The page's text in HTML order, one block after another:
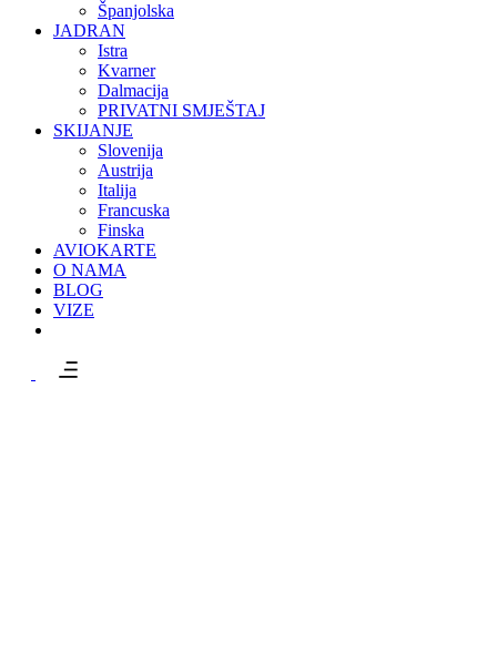
Španjolska
JADRAN
Istra
Kvarner
Dalmacija
PRIVATNI SMJEŠTAJ
SKIJANJE
Slovenija
Austrija
Italija
Francuska
Finska
AVIOKARTE
O NAMA
BLOG
VIZE